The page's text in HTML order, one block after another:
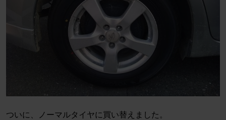
ついに、ノーマルタイヤに買い替えました。